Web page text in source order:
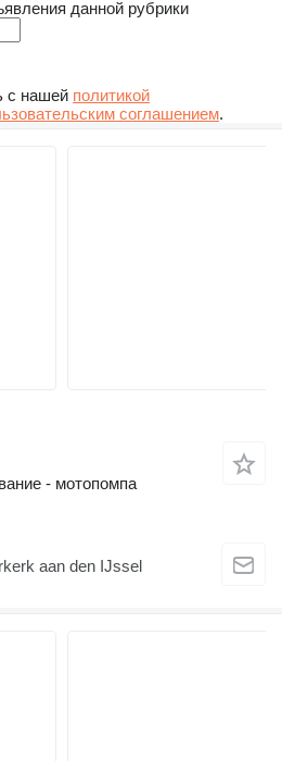
данной рубрики
с нашей политикой
соглашением.
- мотопомпа
aan den IJssel